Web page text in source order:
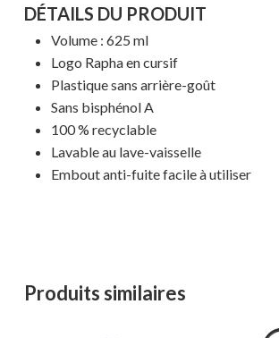
MAGASINER EN LIGNE
DÉTAILS DU PRODUIT
Volume : 625 ml
Logo Rapha en cursif
Plastique sans arrière-goût
Sans bisphénol A
100 % recyclable
Lavable au lave-vaisselle
Embout anti-fuite facile à utiliser
Produits similaires